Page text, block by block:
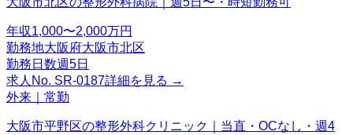
年収1,000〜2,000万円
勤務地大阪府大阪市北区
勤務日数週5日
求人No. SR-0187詳細を見る →
外来｜常勤
大阪市平野区の整形外科クリニック｜当直・OCなし・週4